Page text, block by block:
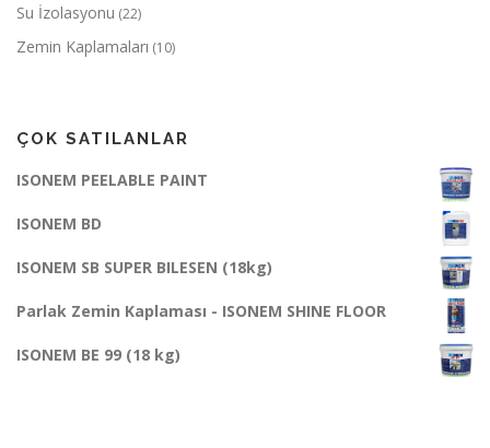
Su İzolasyonu (22)
Zemin Kaplamaları (10)
ÇOK SATILANLAR
ISONEM PEELABLE PAINT
ISONEM BD
ISONEM SB SUPER BILESEN (18kg)
Parlak Zemin Kaplaması - ISONEM SHINE FLOOR
ISONEM BE 99 (18 kg)